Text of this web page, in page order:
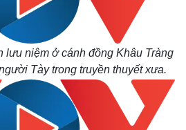
lưu niệm ở cánh đồng Khâu Tràng
Tày trong truyền thuyết xưa.